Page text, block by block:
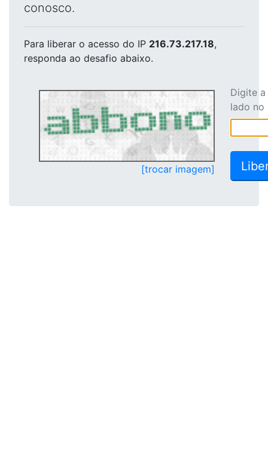
conosco.
Para liberar o acesso do IP 216.73.217.18,
responda ao desafio abaixo.
[trocar imagem]
Digite
lado no